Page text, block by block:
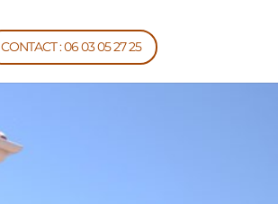
CONTACT : 06 03 05 27 25